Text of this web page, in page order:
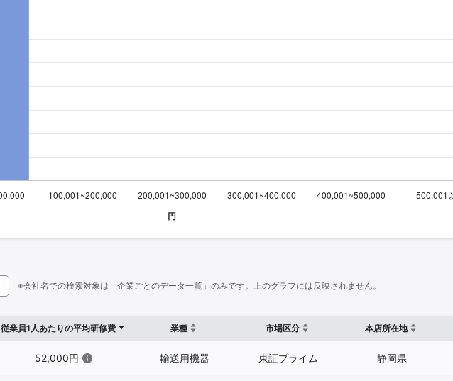
※会社名での検索対象は「企業ごとのデータ一覧」のみです。上のグラフには反映されません。
従業員1人あたりの平均研修費 業種 市場区分 本店所在地
52,000円 輸送用機器 東証プライム 静岡県